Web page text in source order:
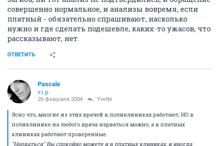
совершенно нормальное, и анализы вовремя, если
платный - обязательно спрашивают, насколько
нужно и где сделать подешевле, каких-то ужасов, что
рассказывают, нет.
ОТВЕТИТЬ
Pascale
v.i.p.
26 февраля 2004 Yvette
Ясно что, многие из этих врачей в поликлиниках работают, НО в
поликлинике на любого врача нарваться можно, а в платных
клиниках работают проверенные.
"Нарваться" Вы спокойно можете и в платных клиниках, и иногда